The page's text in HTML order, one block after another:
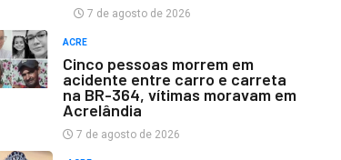
7 de agosto de 2026
ACRE
Cinco pessoas morrem em
acidente entre carro e carreta
na BR-364, vítimas moravam em
Acrelândia
7 de agosto de 2026